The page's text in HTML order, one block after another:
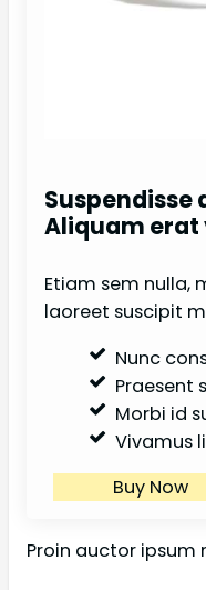
Suspendisse
Aliquam
Etiam sem nulla,
laoreet suscipit
Nunc
Praesent
Morbi id
Vivamus
Buy Now
Proin auctor ipsum